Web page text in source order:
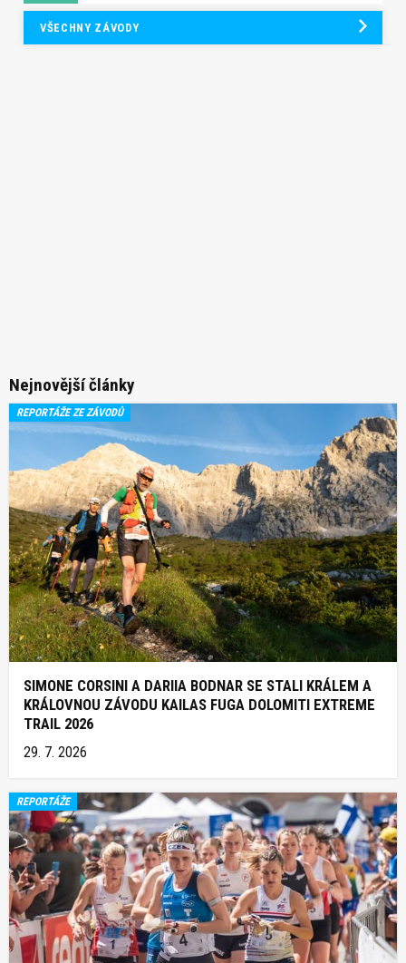
VŠECHNY ZÁVODY
Nejnovější články
REPORTÁŽE ZE ZÁVODŮ
SIMONE CORSINI A DARIIA BODNAR SE STALI KRÁLEM A
KRÁLOVNOU ZÁVODU KAILAS FUGA DOLOMITI EXTREME
TRAIL 2026
29. 7. 2026
REPORTÁŽE